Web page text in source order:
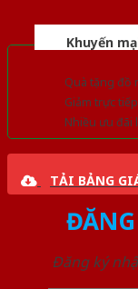
Khuyến
Quà tặng đồ
Giảm trực
Nhiều ưu đãi
TẢI BẢNG
Đăng ký